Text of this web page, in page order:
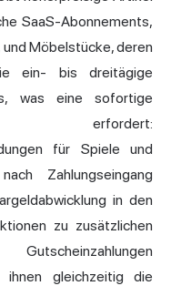
SaaS-Abonnements,
Möbelstücke, deren
ein- bis dreitägige
was eine sofortige
erfordert:
für Spiele und
Zahlungseingang
in den
zu zusätzlichen
ihnen gleichzeitig die